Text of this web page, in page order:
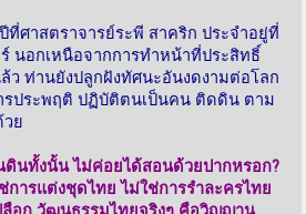
าสตราจารย์ระพี สาคริก ประจำอยู่ที่
นอกเหนือจากการทำหน้าที่ประสิทธิ์
ว ท่านยังปลูกฝังทัศนะอันงดงามต่อโลก
ประพฤติ ปฏิบัติตนเป็นคน ติดดิน ตาม
ย
งนั้น ไม่ค่อยได้สอนด้วยปากหรอก?
ารแต่งชุดไทย ไม่ใช่การรำละครไทย